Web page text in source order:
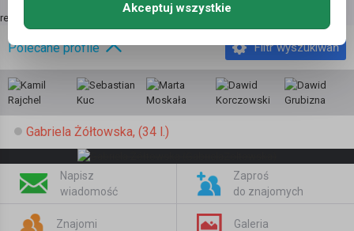
reklama | kup tutaj
Polecane profile Filtr wyszukiwań
Gabriela Żółtowska, (34 l.)
Napisz
wiadomość
Zaproś
do znajomych
Znajomi Galeria
Akceptuj wszystkie